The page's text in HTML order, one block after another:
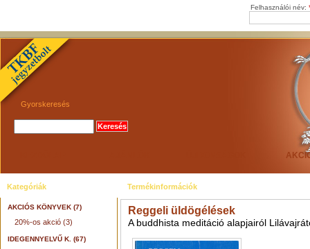
Felhasználói név:
Gyorskeresés
Kategóriák
AKCIÓS KÖNYVEK (7)
20%-os akció (3)
IDEGENNYELVŰ K. (67)
Termékinformációk
Reggeli üldögélések
A buddhista meditáció alapjairól